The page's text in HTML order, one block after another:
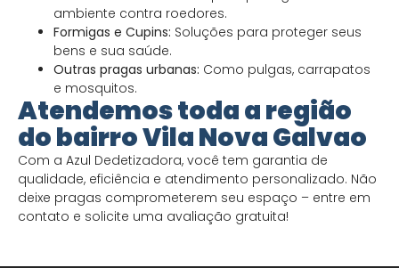
ambiente contra roedores.
Formigas e Cupins: Soluções para proteger seus
bens e sua saúde.
Outras pragas urbanas: Como pulgas, carrapatos
e mosquitos.
Atendemos toda a região
do bairro Vila Nova Galvao
Com a Azul Dedetizadora, você tem garantia de
qualidade, eficiência e atendimento personalizado. Não
deixe pragas comprometerem seu espaço – entre em
contato e solicite uma avaliação gratuita!